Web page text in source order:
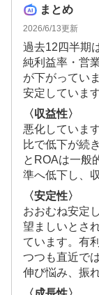
まとめ
2026/6/13更新
過去12四半期
純利益率・営
が下がってい
安定しています
〈収益性〉
悪化していま
比で低下が続
とROAは一般
準へ低下し、
〈安定性〉
おおむね安定
望ましいとさ
ています。有
つつも直近で
伸び悩み、振